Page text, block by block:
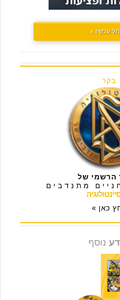
עכשיו »
בקר
הרשמי של
מתנדבים
כאן »
נוסף